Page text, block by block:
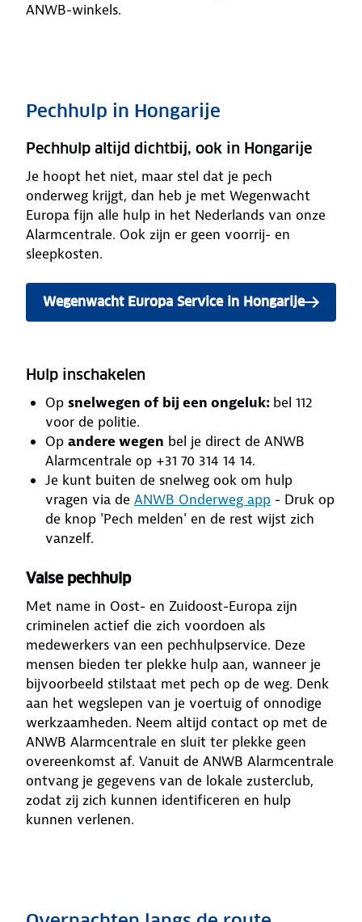
ANWB-winkels.
Pechhulp in Hongarije
Pechhulp altijd dichtbij, ook in Hongarije
Je hoopt het niet, maar stel dat je pech
onderweg krijgt, dan heb je met Wegenwacht
Europa fijn alle hulp in het Nederlands van onze
Alarmcentrale. Ook zijn er geen voorrij- en
sleepkosten.
Wegenwacht Europa Service in Hongarije
Hulp inschakelen
Op snelwegen of bij een ongeluk: bel 112
voor de politie.
Op andere wegen bel je direct de ANWB
Alarmcentrale op +31 70 314 14 14.
Je kunt buiten de snelweg ook om hulp
vragen via de ANWB Onderweg app - Druk op
de knop 'Pech melden' en de rest wijst zich
vanzelf.
Valse pechhulp
Met name in Oost- en Zuidoost-Europa zijn
criminelen actief die zich voordoen als
medewerkers van een pechhulpservice. Deze
mensen bieden ter plekke hulp aan, wanneer je
bijvoorbeeld stilstaat met pech op de weg. Denk
aan het wegslepen van je voertuig of onnodige
werkzaamheden. Neem altijd contact op met de
ANWB Alarmcentrale en sluit ter plekke geen
overeenkomst af. Vanuit de ANWB Alarmcentrale
ontvang je gegevens van de lokale zusterclub,
zodat zij zich kunnen identificeren en hulp
kunnen verlenen.